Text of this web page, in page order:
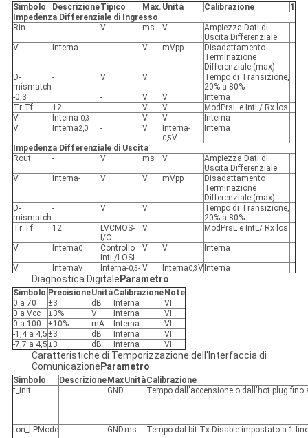
Simbolo DescrizioneTipico Max. Unità Calibrazione
1
Impedenza Differenziale di Ingresso
Rin
- V ms V
Ampiezza Dati di
Uscita Differenziale
V
Interna- V mVpp
Disadattamento
Terminazione
Differenziale (max)
D-
mismatch
- V V
Tempo di Transizione,
20% a 80%
-0,3
- V V
Interna
Tr Tf
12 V V
ModPrsL e IntL/ Rx los
V
Interna-0,3 - V V
Interna
V
Interna2,0 - V Interna-
0,5V
Interna
Impedenza Differenziale di Uscita
Rout
- V ms V
Ampiezza Dati di
Uscita Differenziale
V
Interna- V V mVpp
Disadattamento
Terminazione
Differenziale (max)
D-
mismatch
- V V
Tempo di Transizione,
20% a 80%
Tr Tf
12
LVCMOS-
I/O
V ModPrsL e IntL/ Rx los
V Interna0
Controllo
IntL/LOSL
V V Interna
V InternaV Interna-0,5- V Interna0,3V Interna
Diagnostica Digitale Parametro
Simbolo PrecisioneUnitàCalibrazione Note
0 a 70
±3 dB Interna
VI.
0 a Vcc
±3% V Interna
VI.
0 a 100
±10% mA Interna
VI.
-1,4 a 4,5±3 dB Interna
VI.
-7,7 a 4,5±3 dB Interna VI.
Caratteristiche di Temporizzazione dell'Interfaccia di
Comunicazione Parametro
Simbolo Descrizione MaxUnitàCalibrazione
t_init
GND Tempo dall'accensione o dall'hot plug
ton_LPMode GND ms Tempo dal bit Tx Disable impostato a 1